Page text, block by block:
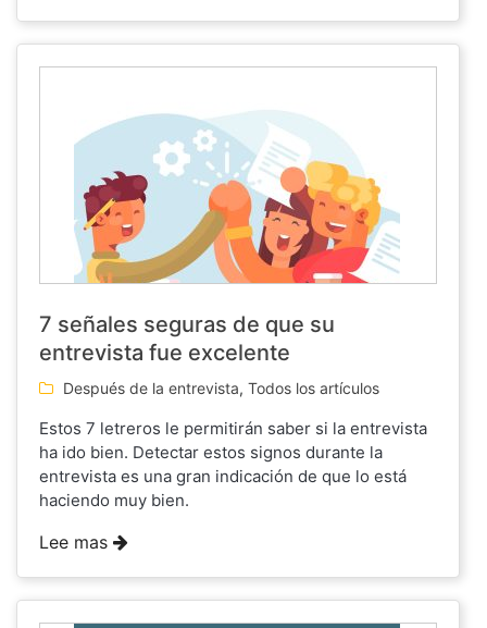
7 señales seguras de que su
entrevista fue excelente
Después de la entrevista, Todos los artículos
Estos 7 letreros le permitirán saber si la entrevista
ha ido bien. Detectar estos signos durante la
entrevista es una gran indicación de que lo está
haciendo muy bien.
Lee mas